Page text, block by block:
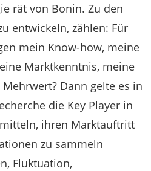
rät von Bonin. Zu den
entwickeln, zählen: Für
mein Know-how, meine
Marktkenntnis, meine
Dann gelte es in
die Key Player in
ihren Marktauftritt
zu sammeln
Fluktuation,